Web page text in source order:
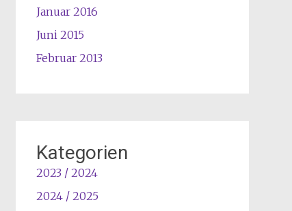
Januar 2016
Juni 2015
Februar 2013
Kategorien
2023 / 2024
2024 / 2025